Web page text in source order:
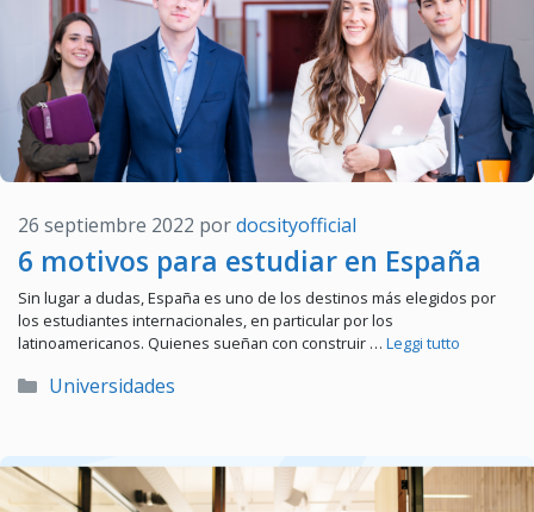
6 motivos para estudiar en España
26 septiembre 2022 pordocsityofficial
Sin lugar a dudas, España es uno de los destinos más elegidos por
los estudiantes internacionales, en particular por los
latinoamericanos. Quienes sueñan con construir … Leggi tutto
Categorías
Universidades